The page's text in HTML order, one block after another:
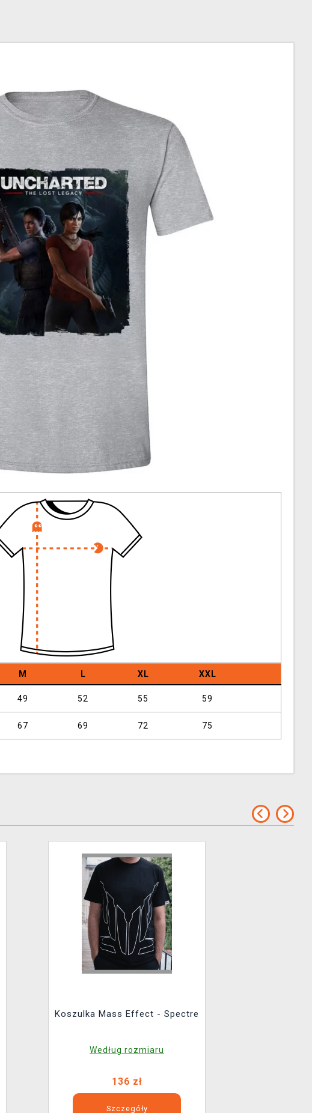
M L XL XXL
49 52 55 59
67 69 72 75
Koszulka Mass Effect - Spectre
Według rozmiaru
136 zł
Szczegóły